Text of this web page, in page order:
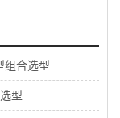
组合选型
型